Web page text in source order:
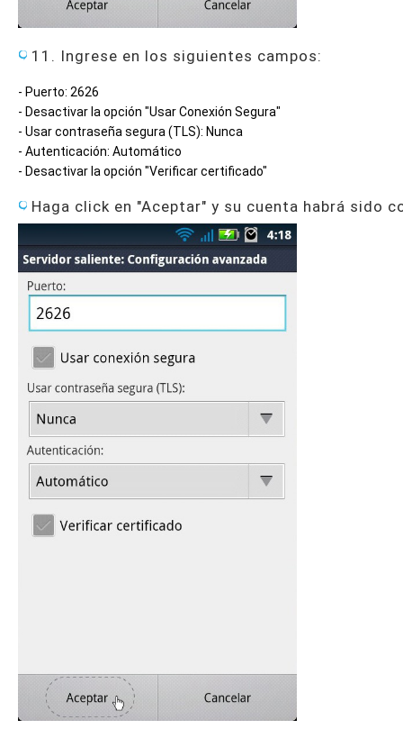
11. Ingrese en los siguientes campos:
- Puerto: 2626
- Desactivar la opción "Usar Conexión Segura"
- Usar contraseña segura (TLS): Nunca
- Autenticación: Automático
- Desactivar la opción "Verificar certificado"
Haga click en "Aceptar" y su cuenta habrá sido